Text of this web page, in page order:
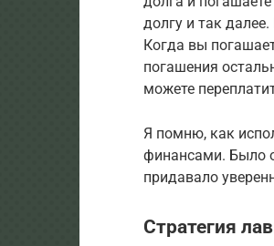
долгу и так
Когда вы
погашения
можете
Я помню, как
финансами. Было
придавало
Стратегия